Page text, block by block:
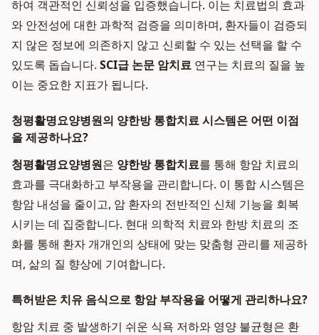
하여 객관적인 신뢰성을 입증했습니다. 이는 치료법의 효과
와 안전성에 대한 과학적 검증을 의미하며, 환자들이 검증되
지 않은 정보에 의존하지 않고 신뢰할 수 있는 선택을 할 수
있도록 돕습니다. SCI급 논문 암치료 연구는 치료의 질을 높
이는 중요한 지표가 됩니다.
청평활명요양병원의 양한방 통합치료 시스템은 어떤 이점
을 제공하나요?
청평활명요양병원은 양한방 통합치료를 통해 항암 치료의
효과를 극대화하고 부작용을 관리합니다. 이 통합 시스템은
항암 내성을 줄이고, 암 환자의 전반적인 신체 기능을 회복
시키는 데 집중합니다. 현대 의학적 치료와 한방 치료의 조
화를 통해 환자 개개인의 상태에 맞는 맞춤형 관리를 제공하
며, 삶의 질 향상에 기여합니다.
특허받은 치유 음식으로 항암 부작용을 어떻게 관리하나요?
항암 치료 중 발생하기 쉬운 식욕 저하와 영양 불균형은 환